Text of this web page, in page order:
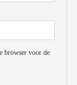
browser voor de